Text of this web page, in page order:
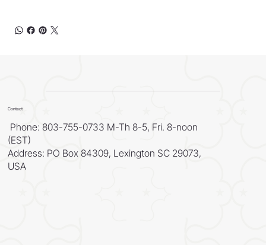
Contact
Phone: 803-755-0733 M-Th 8-5, Fri. 8-noon
(EST)
Address: PO Box 84309, Lexington SC 29073,
USA